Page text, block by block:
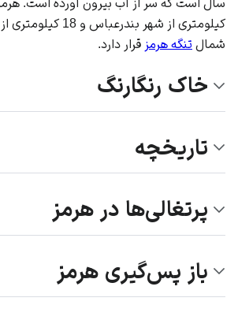
کیلومتری از شهر بندرعباس و 18 کیلومتری از
شمال تنگه هرمز قرار دارد.
خاک رنگارنگ
تاریخچه
پرتغالی‌ها در هرمز
باز پس‌گیری هرمز